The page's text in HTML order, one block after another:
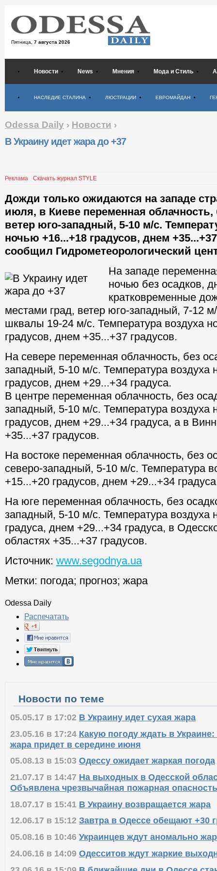
Пятница, 7 августа 2026
Новости News Мнения Мода и Стиль
НАСЛЕДИЕ СТАЛИНА ЛЮСТРАЦИИ ЕВРОМАЙДАН
Odessa Daily › Новости ›
В Украину идет жара до +37
Реклама Скачать журнал STYLE
Дожди только ожидаются на западе
июля, в Киеве переменная облачность,
ветер юго-западный, 5-10 м/с.
ночью +16...+18 градусов, днем
сообщил Гидрометеорологический
На западе
ночью без осадков,
кратковременные
местами град, ветер юго-западный, 7-12
шквалы 19-24 м/с. Температура воздуха
градусов, днем +35...+37 градусов.
На севере переменная облачность, без
западный, 5-10 м/с. Температура воздуха
градусов, днем +29...+34 градуса.
В центре переменная облачность, без
западный, 5-10 м/с. Температура воздуха
градусов, днем +29...+34 градуса, а в
+35...+37 градусов.
На востоке переменная облачность, без
северо-западный, 5-10 м/с. Температура
+15...+20 градусов, днем +29...+34
На юге переменная облачность, без
западный, 5-10 м/с. Температура воздуха
градуса, днем +29...+34 градуса, в
областях +35...+37 градусов.
Источник: www.segodnya.ua
Метки: погода; прогноз; жара
Odessa Daily
Распечатать
Новости по теме
05.05.17 в 17:02 В Украину идет сухая жара
23.05.16 в 17:24 Какую погоду ждать в
жара придет в середине июня
05.08.13 в 15:03 Одессу ожидает жаркая погода
21.07.17 в 14:47 На выходных в Одесской
Объявлена чрезвычайная пожарная опасность
18.07.17 в 15:41 В Украину возвращается жара
12.06.17 в 15:12 Завтра в Одессе обещают +30
05.08.16 в 10:46 Украинцев ждут аномально
24.06.16 в 14:09 Одесситов ждут жаркие